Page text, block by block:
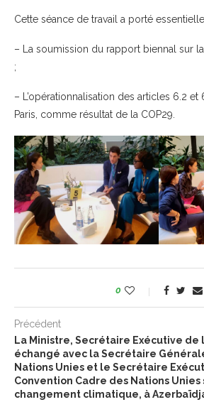
Cette séance de travail a porté
– La soumission du rapport biennal sur
;
– L’opérationnalisation des articles 6.2 et
Paris, comme résultat de la COP29.
0
Précédent
La Ministre, Secrétaire Exécutive de
échangé avec la Secrétaire
Nations Unies et le Secrétaire
Convention Cadre des Nations Unies
changement climatique, à